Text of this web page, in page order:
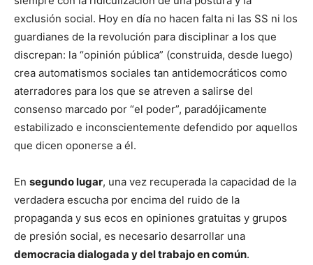
exclusión social. Hoy en día no hacen falta ni las SS ni los
guardianes de la revolución para disciplinar a los que
discrepan: la “opinión pública” (construida, desde luego)
crea automatismos sociales tan antidemocráticos como
aterradores para los que se atreven a salirse del
consenso marcado por “el poder”, paradójicamente
estabilizado e inconscientemente defendido por aquellos
que dicen oponerse a él.
En segundo lugar, una vez recuperada la capacidad de la
verdadera escucha por encima del ruido de la
propaganda y sus ecos en opiniones gratuitas y grupos
de presión social, es necesario desarrollar una
democracia dialogada y del trabajo en común.